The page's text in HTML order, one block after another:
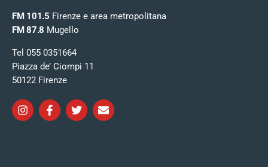
FM 101.5 Firenze e area metropolitana
FM 87.8 Mugello
Tel 055 0351664
Piazza de’ Ciompi 11
50122 Firenze